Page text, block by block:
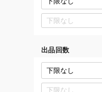
出品回数